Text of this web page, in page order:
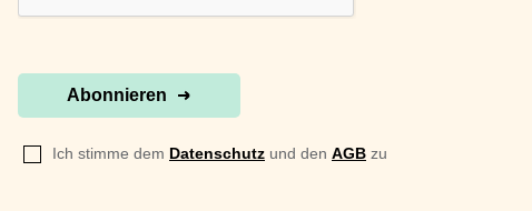
Abonnieren
Ich stimme dem Datenschutz und den AGB zu